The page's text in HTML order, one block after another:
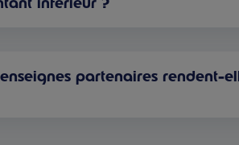
partenaires rendent-